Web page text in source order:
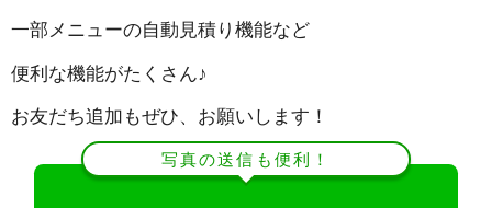
一部メニューの自動見積り機能など
便利な機能がたくさん♪
お友だち追加もぜひ、お願いします！
写真の送信も便利！